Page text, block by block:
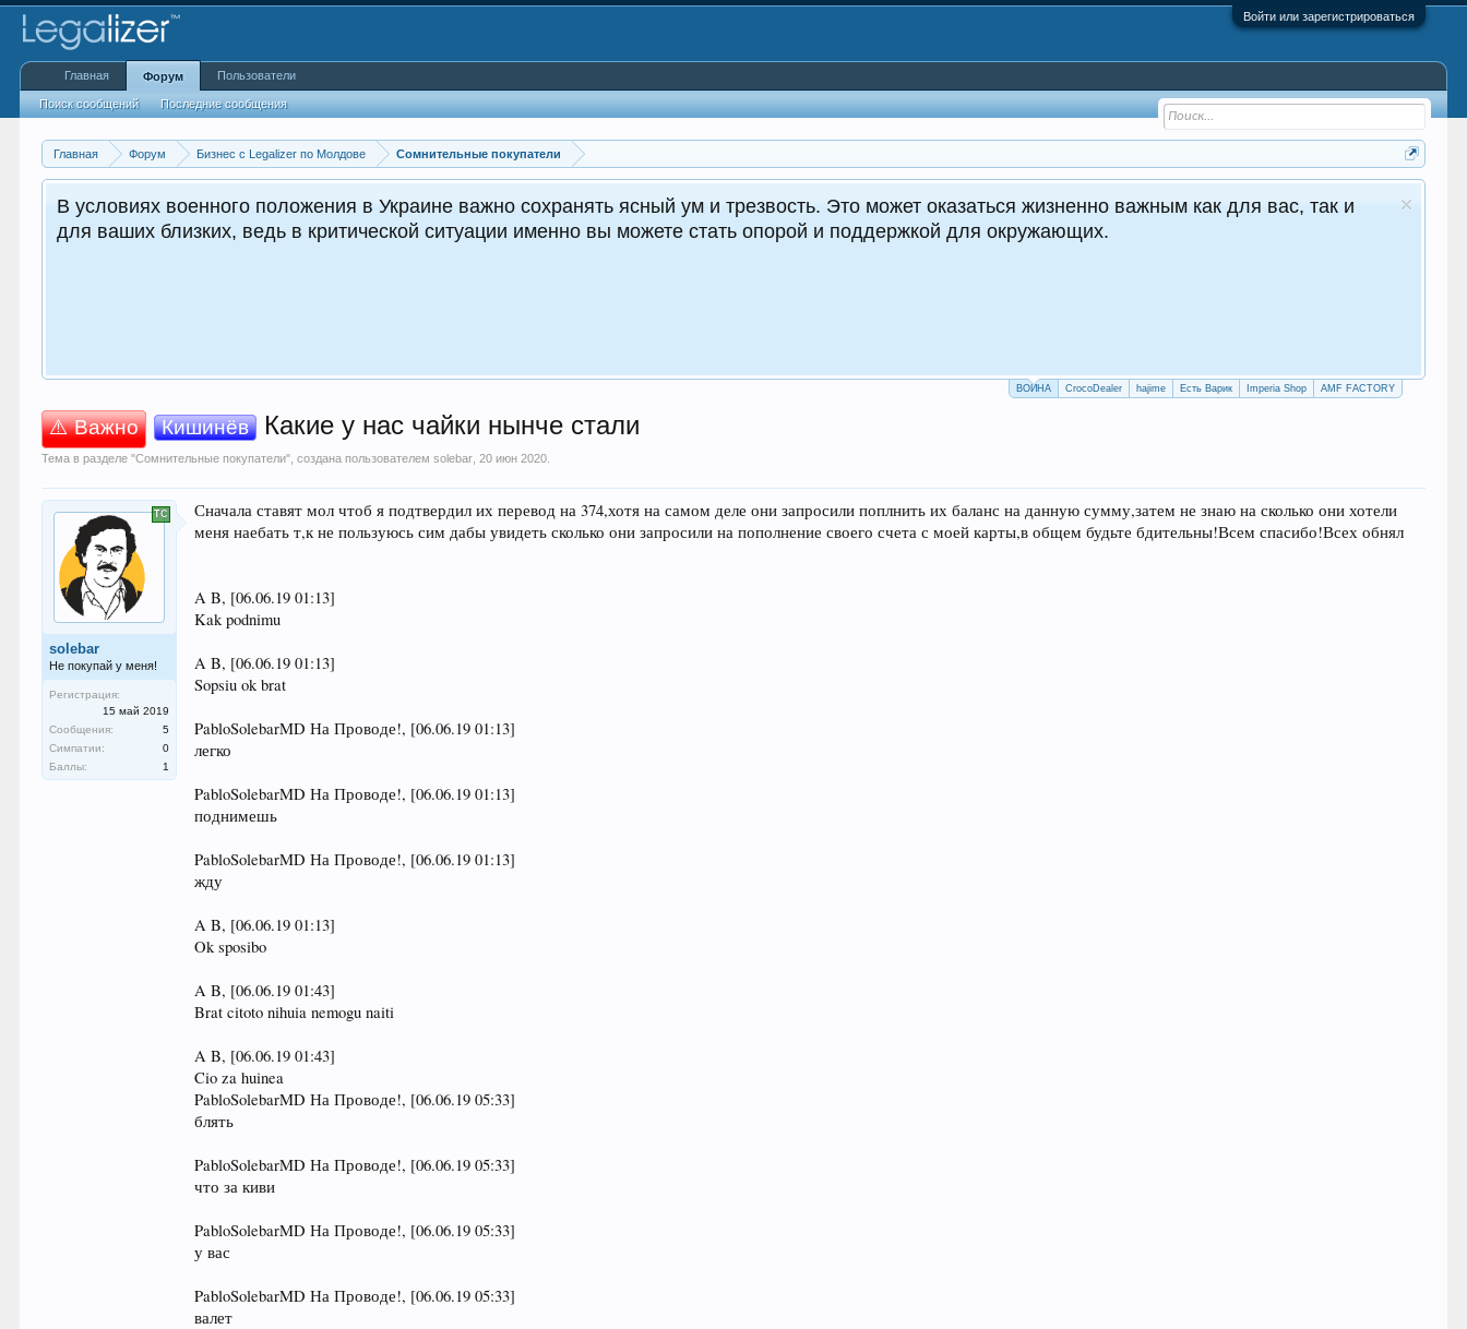
Войти или зарегистрироваться
Главная Форум Бизнес с Legalizer по Молдове Сомнительные покупатели
В условиях военного положения в Украине важно сохранять ясный ум и трезвость. Это может оказаться жизненно важным как для вас, так и
для ваших близких, ведь в критической ситуации именно вы можете стать опорой и поддержкой для окружающих.
ВОЙНА CrocoDealer hajime Есть Варик Imperia Shop AMF FACTORY
⚠️ Важно Кишинёв Какие у нас чайки нынче стали
Тема в разделе "Сомнительные покупатели", создана пользователемsolebar ,20 июн 2020
solebar
Не покупай у меня!
Регистрация:
15 май 2019
Сообщения:
5
Симпатии:
0
Баллы:
1
Сначала ставят мол чтоб я подтвердил их перевод на 374,хотя на самом деле они запросили поплнить их баланс на данную сумму,затем не знаю на сколько они хотели
меня наебать т,к не пользуюсь сим дабы увидеть сколько они запросили на пополнение своего счета с моей карты,в общем будьте бдительны!Всем спасибо!Всех обнял
A B, [06.06.19 01:13]
Kak podnimu
A B, [06.06.19 01:13]
Sopsiu ok brat
PabloSolebarMD На Проводе!, [06.06.19 01:13]
легко
PabloSolebarMD На Проводе!, [06.06.19 01:13]
поднимешь
PabloSolebarMD На Проводе!, [06.06.19 01:13]
жду
A B, [06.06.19 01:13]
Ok sposibo
A B, [06.06.19 01:43]
Brat citoto nihuia nemogu naiti
A B, [06.06.19 01:43]
Cio za huinea
PabloSolebarMD На Проводе!, [06.06.19 05:33]
блять
PabloSolebarMD На Проводе!, [06.06.19 05:33]
что за киви
PabloSolebarMD На Проводе!, [06.06.19 05:33]
у вас
PabloSolebarMD На Проводе!, [06.06.19 05:33]
валет
Главная Форум
Поиск сообщений Последние сообщения
Пользователи